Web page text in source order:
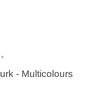
- Multicolours